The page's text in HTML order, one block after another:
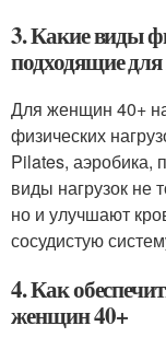
3. Какие виды
подходящие
Для женщин 40+
физических
Pilates, аэробика,
виды нагрузок не
но и улучшают
сосудистую
4. Как
женщин 40+